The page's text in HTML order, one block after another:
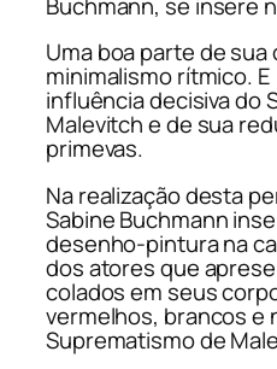
Uma boa parte de
minimalismo rítmico.
influência decisiva do
Malevitch e de sua
primevas.
Na realização desta
Sabine Buchmann
desenho-pintura na
dos atores que
colados em seus
vermelhos, brancos e
Suprematismo de